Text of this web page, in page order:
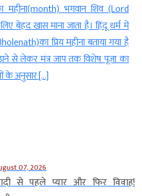
भगवान शिव (Lord
बेहद खास माना जाता है। हिंदू धर्म में
प्रिय महीना बताया गया है
से लेकर मंत्र जाप तक विशेष पूजा का
के अनुसार […]
07, 2026
से पहले प्यार और फिर विवाह!